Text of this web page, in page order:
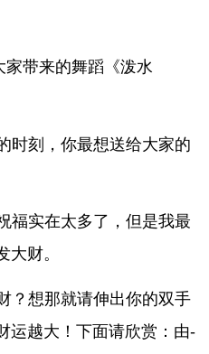
带来的舞蹈《泼水
时刻，你最想送给大家的
福实在太多了，但是我最
大财。
？想那就请伸出你的双手
运越大！下面请欣赏：由-